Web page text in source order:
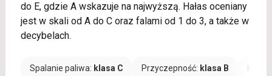
do E, gdzie A wskazuje na najwyższą. Hałas oceniany
jest w skali od A do C oraz falami od 1 do 3, a także w
decybelach.
Spalanie paliwa: klasa C Przyczepność: klasa B